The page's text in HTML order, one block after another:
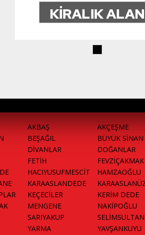
AKBAŞ AKÇEŞME
BEŞAĞIL BÜYÜK SİNAN
DİVANLAR DOĞANLAR
FETİH FEVZİÇAKMAK
HACIYUSUFMESCİT HAMZAOĞLU
KARAASLANDEDE
KEÇECİLER KERİM DEDE
MENGENE NAKİPOĞLU
SARIYAKUP SELİMSULTAN
YARMA YAVŞANKUYU